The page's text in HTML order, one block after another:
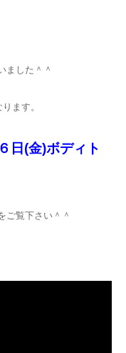
ました＾＾
ます。
日(金)ボディト
ご覧下さい＾＾